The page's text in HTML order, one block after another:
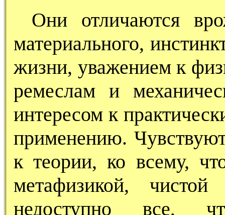
Они отличаются
материального,
жизни, уважением к
ремеслам и
интересом к
применению.
к теории, ко всему,
метафизикой,
недоступно все,